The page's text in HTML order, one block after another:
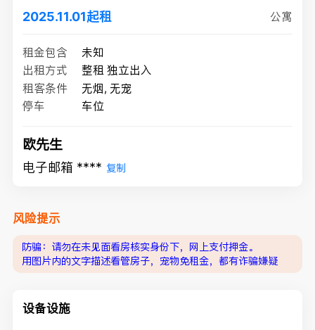
2025.11.01起租
公寓
租金包含
未知
出租方式
整租 独立出入
租客条件
无烟, 无宠
停车
车位
欧先生
电子邮箱 **** 复制
风险提示
防骗：请勿在未见面看房核实身份下，网上支付押金。
用图片内的文字描述看管房子，宠物免租金，都有诈骗嫌疑
设备设施